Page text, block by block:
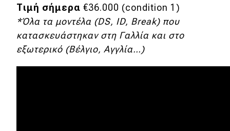
Τιμή σήμερα €36.000 (condition 1)
*Όλα τα μοντέλα (DS, ID, Break) που
κατασκευάστηκαν στη Γαλλία και στο
εξωτερικό (Βέλγιο, Αγγλία…)